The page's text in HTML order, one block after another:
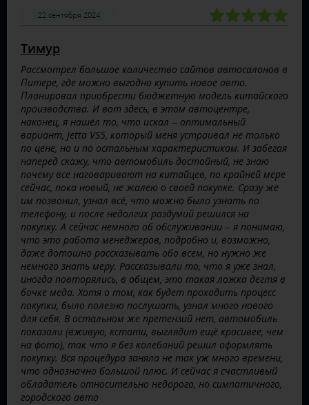
22 сентября 2024
Тимур
Рассмотрел большое количество сайтов автосалонов в
Питере, где можно выгодно купить новое авто.
Планировал приобрести бюджетную модель китайского
производства. И вот здесь, в этом автоцентре,
наконец, я нашёл то, что искал – оптимальный
вариант, Jetta VS5, который меня устраивал не только
по цене, но и по остальным характеристикам. И забегая
наперед скажу, что автомобиль достойный, не знаю
почему все наговаривают на китайцев, по крайней мере
сейчас, пока новый, не жалею о своей покупке. Сразу же
им позвонил, узнал всё, что можно было узнать по
телефону, и после недолгих раздумий решился на
покупку. А сейчас немного об обслуживании – я понимаю,
что это работа менеджеров, подробно и, возможно,
даже дотошно рассказывать обо всем, но нужно же
немного знать меру. Рассказывали то, что я уже знал,
иногда повторялись, в общем, это такая ложка дегтя в
бочке меда. Хотя о том, как будет проходить процесс
покупки, было полезно послушать, узнал много нового
для себя. В остальном же претензий нет, автомобиль
показали (вживую, кстати, выглядит ещё красивее, чем
на фото), так что я без колебаний решил оформлять
покупку. Вся процедура заняла не так уж много времени,
что однозначно большой плюс. И сейчас я счастливый
обладатель относительно недорого, но симпатичного,
городского авто